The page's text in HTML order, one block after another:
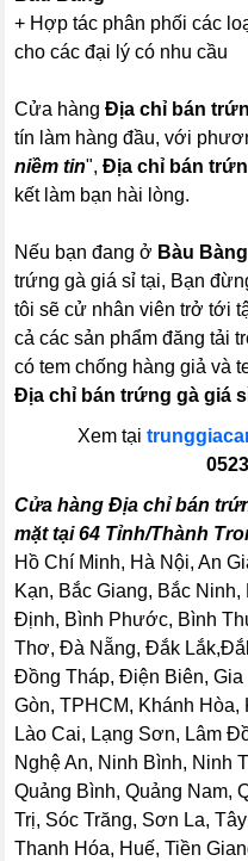
+ Hợp tác phân phối các
cho các đại lý có nhu cầu
Cửa hàngĐịa chỉ bán
tín làm hàng đầu, với
niềm tin",Địa chỉ bán
kết làm bạn hài lòng.
Nếu bạn đang ở Bàu Bàng
trứng gà giá sỉ tại, Bạn
tôi sẽ cử nhân viên trở tới
cả các sản phẩm đăng tải
có tem chống hàng giả và
Địa chỉ bán trứng gà giá
Xem tại
Cửa hàng Địa chỉ bán
mặt tại 64 Tỉnh/Thành
Hồ Chí Minh, Hà Nội, An
Kạn, Bắc Giang, Bắc
Định, Bình Phước, Bình
Thơ, Đà Nẵng, Đắk
Đồng Tháp, Điện Biên, Gia
Gòn, TPHCM, Khánh Hòa,
Lào Cai, Lạng Sơn, Lâm
Nghệ An, Ninh Bình, Ninh
Quảng Bình, Quảng Nam,
Trị, Sóc Trăng, Sơn La,
Thanh Hóa, Huế, Tiền